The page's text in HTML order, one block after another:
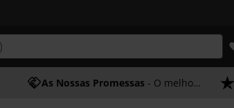
As Nossas Promessas - O melhor atendimento